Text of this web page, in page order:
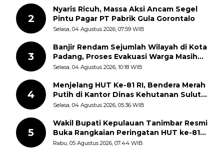
2
Nyaris Ricuh, Massa Aksi Ancam Segel
Pintu Pagar PT Pabrik Gula Gorontalo
Selasa, 04 Agustus 2026, 07:59 WIB
3
Banjir Rendam Sejumlah Wilayah di Kota
Padang, Proses Evakuasi Warga Masih
Berlangsung
Selasa, 04 Agustus 2026, 10:18 WIB
4
Menjelang HUT Ke-81 RI, Bendera Merah
Putih di Kantor Dinas Kehutanan Sulut
Disorot Warga
Selasa, 04 Agustus 2026, 05:36 WIB
5
Wakil Bupati Kepulauan Tanimbar Resmi
Buka Rangkaian Peringatan HUT ke-81
Kemerdekaan RI, ASN Diajak Perkuat
Rabu, 05 Agustus 2026, 07:44 WIB